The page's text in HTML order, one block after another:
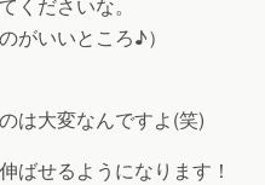
がいいところ♪）
は大変なんですよ(笑)
ばせるようになります！